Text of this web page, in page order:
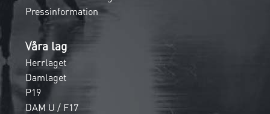
Pressinformation
Våra lag
Herrlaget
Damlaget
P19
DAM U / F17